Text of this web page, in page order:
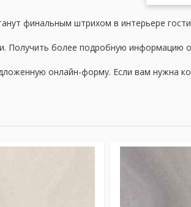
финальным штрихом в интерьере
Получить более подробную информацию
онлайн-форму. Если вам нужна